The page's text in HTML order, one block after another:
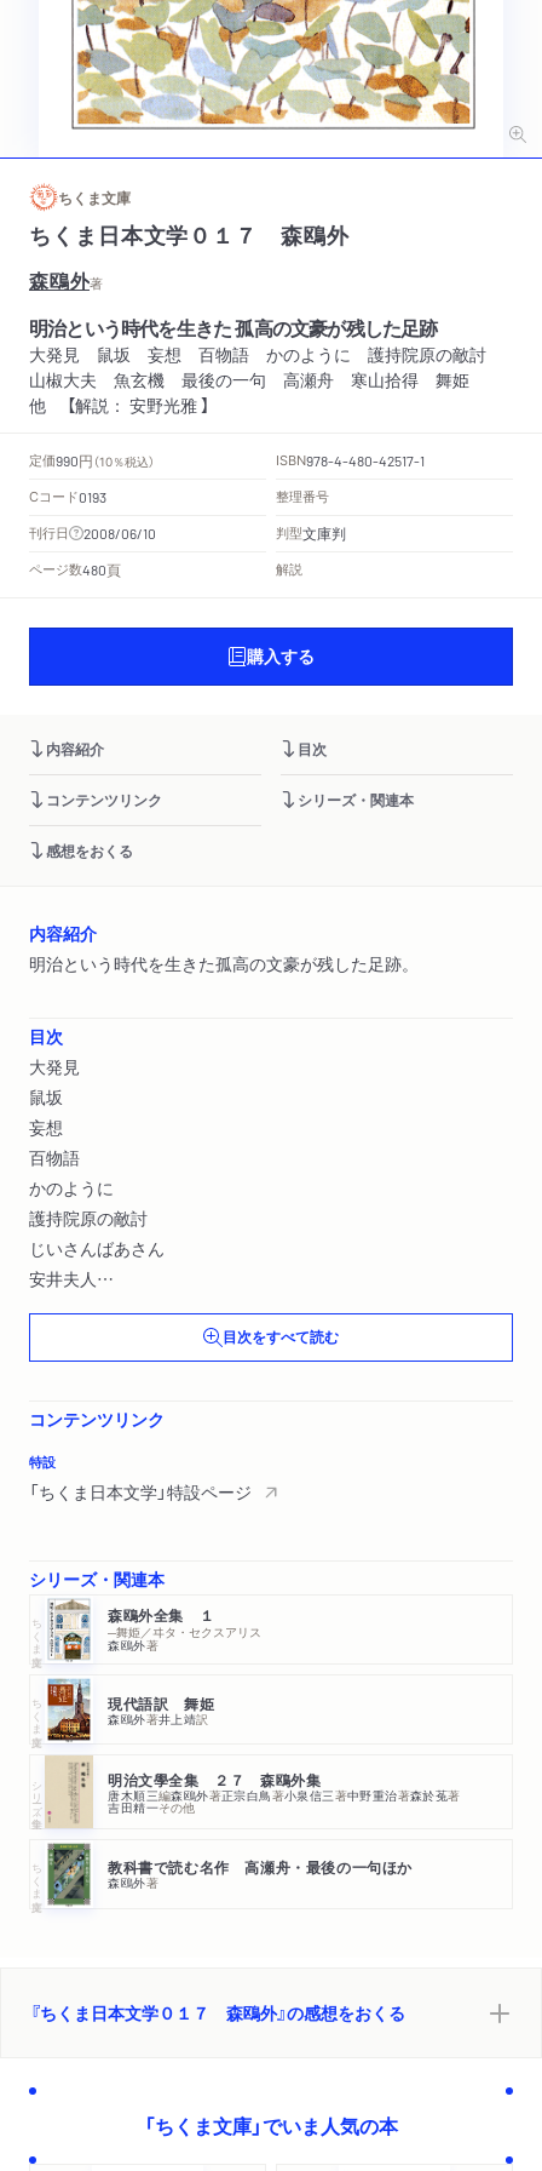
ちくま文庫
ちくま日本文学０１７ 森鴎外
森鴎外著
明治という時代を生きた 孤高の文豪が残した足跡
大発見 鼠坂 妄想 百物語 かのように 護持院原の敵討
山椒大夫 魚玄機 最後の一句 高瀬舟 寒山拾得 舞姫
他 【解説： 安野光雅 】
定価990円 （10％税込） ISBN978-4-480-42517-1
Cコード0193
整理番号
刊行日
2008/06/10 判型文庫判
ページ数480頁 解説
購入する
内容紹介 目次
コンテンツリンク シリーズ・関連本
感想をおくる
内容紹介
明治という時代を生きた孤高の文豪が残した足跡。
目次
大発見
鼠坂
妄想
百物語
かのように
護持院原の敵討
じいさんばあさん
安井夫人
山椒大夫
最後の一句
寒山拾得
文づかひ
舞姫
目次をすべて読む
コンテンツリンク
特設
「ちくま日本文学」特設ページ
シリーズ・関連本
ちくま文庫 森鴎外全集 １
─舞姫／ヰタ・セクスアリス
森鴎外著
ちくま文庫 現代語訳 舞姫
森鴎外著井上靖訳
シリーズ・全集 明治文學全集 ２７ 森鴎外集
唐木順三編森鴎外著正宗白鳥著小泉信三著中野重治著森於菟著
吉田精一その他
ちくま文庫 教科書で読む名作 高瀬舟・最後の一句ほか
森鴎外著
『ちくま日本文学０１７ 森鴎外』の感想をおくる
「ちくま文庫」でいま人気の本